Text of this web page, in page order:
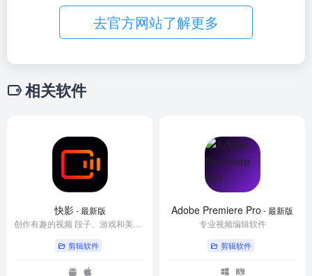
去官方网站了解更多
相关软件
快影- 最新版
剪辑软件
Adobe Premiere Pro - 最新版
专业视频编辑软件
剪辑软件